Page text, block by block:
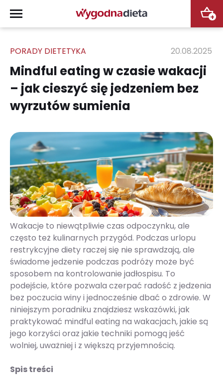
+
PORADY DIETETYKA 20.08.2025
Mindful eating w czasie wakacji
– jak cieszyć się jedzeniem bez
wyrzutów sumienia
Wakacje to niewątpliwie czas odpoczynku, ale
często też kulinarnych przygód. Podczas urlopu
restrykcyjne diety raczej się nie sprawdzają, ale
świadome jedzenie podczas podróży może być
sposobem na kontrolowanie jadłospisu. To
podejście, które pozwala czerpać radość z jedzenia
bez poczucia winy i jednocześnie dbać o zdrowie. W
niniejszym poradniku znajdziesz wskazówki, jak
praktykować mindful eating na wakacjach, jakie są
jego korzyści oraz jakie techniki pomogą jeść
wolniej, uważniej i z większą przyjemnością.
Spis treści